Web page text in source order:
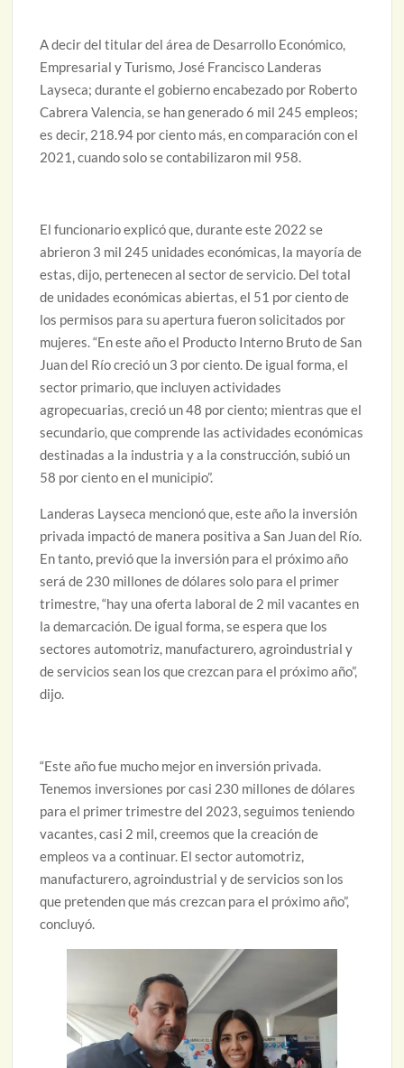
A decir del titular del área de Desarrollo Económico,
Empresarial y Turismo, José Francisco Landeras
Layseca; durante el gobierno encabezado por Roberto
Cabrera Valencia, se han generado 6 mil 245 empleos;
es decir, 218.94 por ciento más, en comparación con el
2021, cuando solo se contabilizaron mil 958.
El funcionario explicó que, durante este 2022 se
abrieron 3 mil 245 unidades económicas, la mayoría de
estas, dijo, pertenecen al sector de servicio. Del total
de unidades económicas abiertas, el 51 por ciento de
los permisos para su apertura fueron solicitados por
mujeres. “En este año el Producto Interno Bruto de San
Juan del Río creció un 3 por ciento. De igual forma, el
sector primario, que incluyen actividades
agropecuarias, creció un 48 por ciento; mientras que el
secundario, que comprende las actividades económicas
destinadas a la industria y a la construcción, subió un
58 por ciento en el municipio”.
Landeras Layseca mencionó que, este año la inversión
privada impactó de manera positiva a San Juan del Río.
En tanto, previó que la inversión para el próximo año
será de 230 millones de dólares solo para el primer
trimestre, “hay una oferta laboral de 2 mil vacantes en
la demarcación. De igual forma, se espera que los
sectores automotriz, manufacturero, agroindustrial y
de servicios sean los que crezcan para el próximo año”,
dijo.
“Este año fue mucho mejor en inversión privada.
Tenemos inversiones por casi 230 millones de dólares
para el primer trimestre del 2023, seguimos teniendo
vacantes, casi 2 mil, creemos que la creación de
empleos va a continuar. El sector automotriz,
manufacturero, agroindustrial y de servicios son los
que pretenden que más crezcan para el próximo año”,
concluyó.